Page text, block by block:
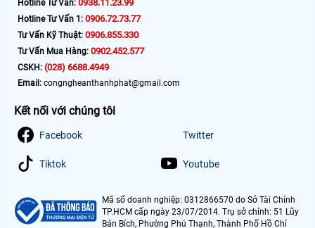
Hotline Tư Vấn: 0938.11.23.99
Hotline Tư Vấn 1: 0906.72.73.77
Tư Vấn Kỹ Thuật: 0906.855.330
Tư Vấn Mua Hàng: 0902.452.577
CSKH: (028) 6688.4949
Email: congngheanthanhphat@gmail.com
Kết nối với chúng tôi
Facebook Twitter
Tiktok Youtube
Mã số doanh nghiệp: 0312866570 do Sở Tài Chính
TP.HCM cấp ngày 23/07/2014. Trụ sở chính: 51 Lũy
Bán Bích, Phường Phú Thạnh, Thành Phố Hồ Chí